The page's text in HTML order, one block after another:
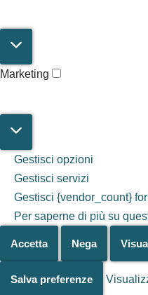
Marketing
Gestisci opzioni
Gestisci servizi
Gestisci {vendor_count}
Per saperne di più su
Accetta Nega
Salva preferenze